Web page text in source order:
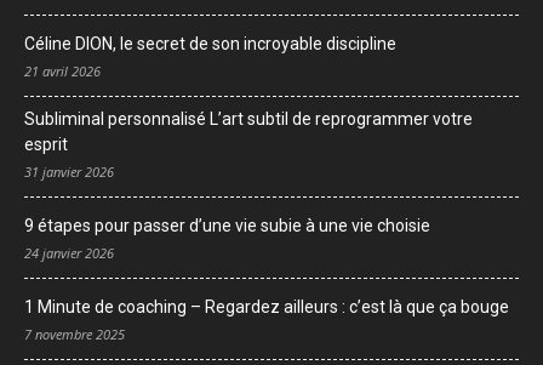
Céline DION, le secret de son incroyable discipline
21 avril 2026
Subliminal personnalisé L’art subtil de reprogrammer votre
esprit
31 janvier 2026
9 étapes pour passer d’une vie subie à une vie choisie
24 janvier 2026
1 Minute de coaching – Regardez ailleurs : c’est là que ça bouge
7 novembre 2025